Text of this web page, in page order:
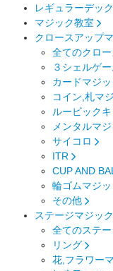
レギュラーデッ
マジック教室
クロースアッ
全てのクロ
３シェルゲ
カードマジ
コイン,札マ
ルービック
メンタルマ
サイコロ
ITR
CUP AND
輪ゴムマジ
その他
ステージ
全ての
リング
花,フラワー